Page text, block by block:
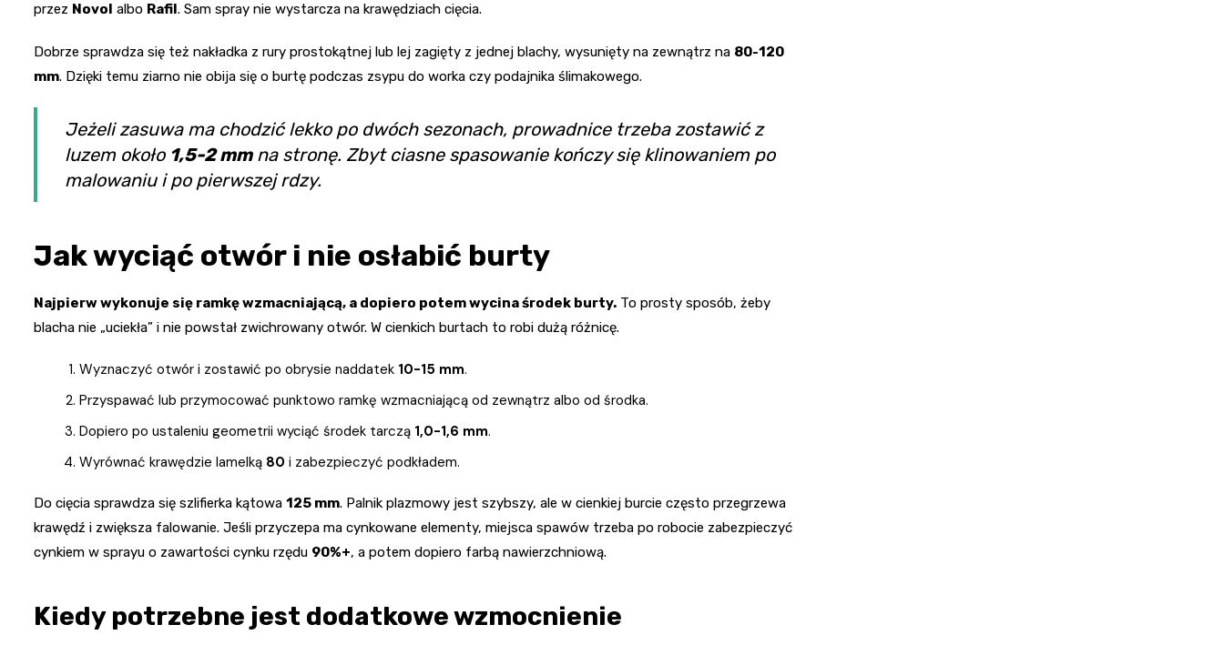
przez Novol albo Rafil. Sam spray nie wystarcza na krawędziach cięcia.
Dobrze sprawdza się też nakładka z rury prostokątnej lub lej zagięty z jednej blachy, wysunięty na zewnątrz na 80-120
mm. Dzięki temu ziarno nie obija się o burtę podczas zsypu do worka czy podajnika ślimakowego.
Jeżeli zasuwa ma chodzić lekko po dwóch sezonach, prowadnice trzeba zostawić z
luzem około 1,5-2 mmna stronę. Zbyt ciasne spasowanie kończy się klinowaniem po
malowaniu i po pierwszej rdzy.
Jak wyciąć otwór i nie osłabić burty
Najpierw wykonuje się ramkę wzmacniającą, a dopiero potem wycina środek burty. To prosty sposób, żeby
blacha nie „uciekła” i nie powstał zwichrowany otwór. W cienkich burtach to robi dużą różnicę.
Wyznaczyć otwór i zostawić po obrysie naddatek 10-15 mm.
Przyspawać lub przymocować punktowo ramkę wzmacniającą od zewnątrz albo od środka.
Dopiero po ustaleniu geometrii wyciąć środek tarczą 1,0-1,6 mm.
Wyrównać krawędzie lamelką 80 i zabezpieczyć podkładem.
Do cięcia sprawdza się szlifierka kątowa 125 mm. Palnik plazmowy jest szybszy, ale w cienkiej burcie często przegrzewa
krawędź i zwiększa falowanie. Jeśli przyczepa ma cynkowane elementy, miejsca spawów trzeba po robocie zabezpieczyć
cynkiem w sprayu o zawartości cynku rzędu 90%+, a potem dopiero farbą nawierzchniową.
Kiedy potrzebne jest dodatkowe wzmocnienie